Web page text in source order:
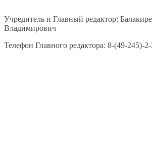
Учредитель и Главный редактор:
Владимирович
Телефон Главного редактора: 8-(49-245)-